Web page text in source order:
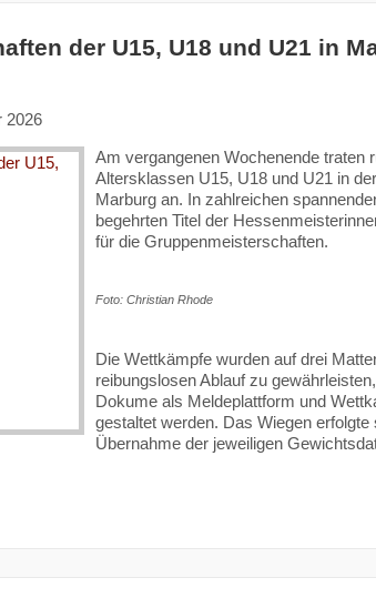
der U15, U18 und U21 in
2026
Am vergangenen Wochenende
Altersklassen U15, U18 und U21 in
Marburg an. In zahlreichen
begehrten Titel der
für die Gruppenmeisterschaften.
Foto: Christian Rhode
Die Wettkämpfe wurden auf drei
reibungslosen Ablauf zu
Dokume als Meldeplattform und
gestaltet werden. Das Wiegen
Übernahme der jeweiligen